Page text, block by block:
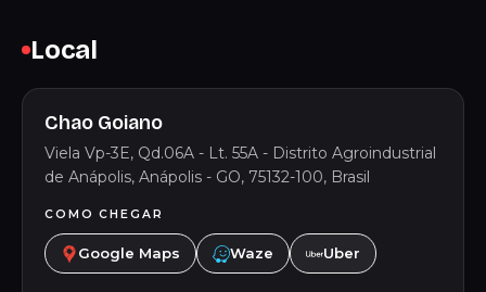
Local
Chao Goiano
Viela Vp-3E, Qd.06A - Lt. 55A - Distrito Agroindustrial
de Anápolis, Anápolis - GO, 75132-100, Brasil
COMO CHEGAR
Google Maps Waze Uber